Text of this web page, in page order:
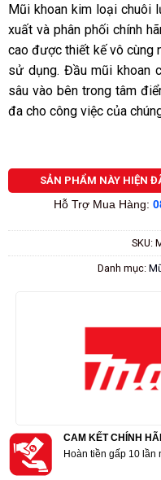
Mũi khoan kim loại chuôi
xuất và phân phối chính
cao được thiết kế vô cùng
sử dụng. Đầu mũi khoan
sâu vào bên trong tâm
đa cho công việc của
SẢN PHẨM NÀY HIỆN
Hỗ Trợ Mua Hàng:
SKU:
Danh mục:
CAM KẾT CHÍNH
Hoàn tiền gấp 10 lần